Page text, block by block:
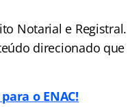
Notarial e Registral.
direcionado que
o ENAC!